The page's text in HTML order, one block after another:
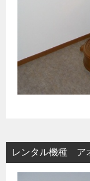
レンタル機種